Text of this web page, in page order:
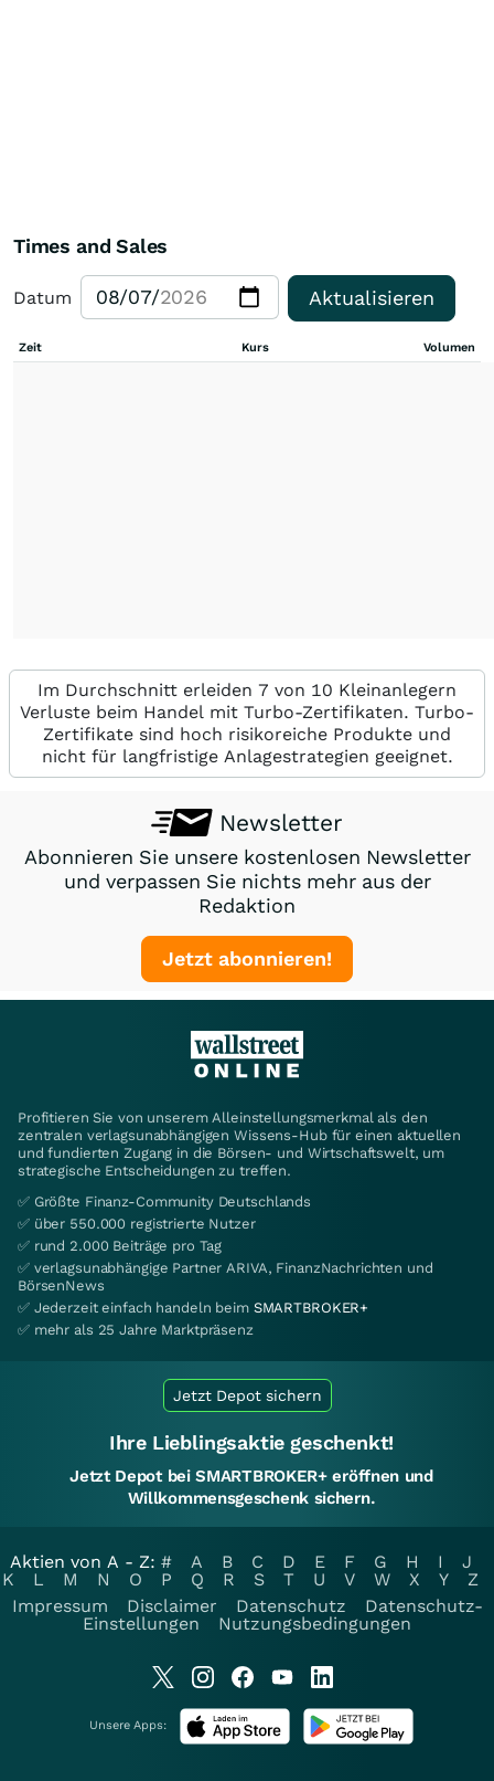
Times and Sales
Datum Aktualisieren
Zeit Kurs Volumen
Im Durchschnitt erleiden 7 von 10 Kleinanlegern
Verluste beim Handel mit Turbo-Zertifikaten. Turbo-
Zertifikate sind hoch risikoreiche Produkte und
nicht für langfristige Anlagestrategien geeignet.
Newsletter
Abonnieren Sie unsere kostenlosen Newsletter
und verpassen Sie nichts mehr aus der
Redaktion
Jetzt abonnieren!
Profitieren Sie von unserem Alleinstellungsmerkmal als den
zentralen verlagsunabhängigen Wissens-Hub für einen aktuellen
und fundierten Zugang in die Börsen- und Wirtschaftswelt, um
strategische Entscheidungen zu treffen.
✅ Größte Finanz-Community Deutschlands
✅ über 550.000 registrierte Nutzer
✅ rund 2.000 Beiträge pro Tag
✅ verlagsunabhängige Partner ARIVA, FinanzNachrichten und
BörsenNews
✅ Jederzeit einfach handeln beim SMARTBROKER+
✅ mehr als 25 Jahre Marktpräsenz
Jetzt Depot sichern
Ihre Lieblingsaktie geschenkt!
Jetzt Depot bei SMARTBROKER+ eröffnen und
Willkommensgeschenk sichern.
Aktien von A - Z: # A B C D E F G H I
J
K
L M N O P Q R S T U V W X Y
Z
Impressum
Disclaimer Datenschutz
Datenschutz-
Einstellungen
Nutzungsbedingungen
Unsere Apps: